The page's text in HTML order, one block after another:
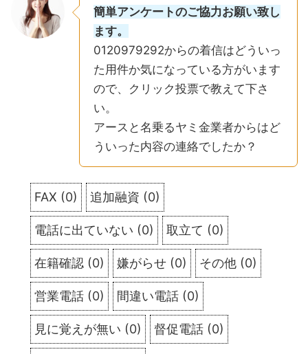
簡単アンケートのご協力お願い致し
ます。
0120979292からの着信はどういっ
た用件か気になっている方がいます
ので、クリック投票で教えて下さ
い。
アースと名乗るヤミ金業者からはど
ういった内容の連絡でしたか？
FAX (0) 追加融資 (0)
電話に出ていない (0) 取立て (0)
在籍確認 (0) 嫌がらせ (0) その他 (0)
営業電話 (0) 間違い電話 (0)
見に覚えが無い (0) 督促電話 (0)